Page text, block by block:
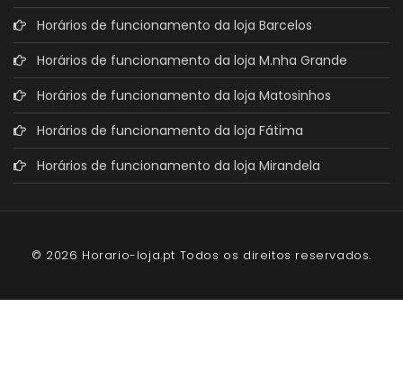
Horários de funcionamento da loja Barcelos
Horários de funcionamento da loja M.nha Grande
Horários de funcionamento da loja Matosinhos
Horários de funcionamento da loja Fátima
Horários de funcionamento da loja Mirandela
© 2026 Horario-loja.pt Todos os direitos reservados.